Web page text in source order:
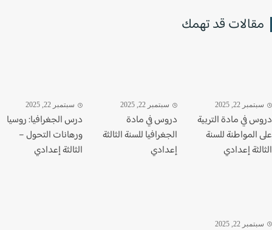
قد تهمك
22, 2025
في مادة التربية
للسنة
إعدادي
سبتمبر 22, 2025
دروس في مادة
الجغرافيا للسنة الثالثة
إعدادي
سبتمبر 22, 2025
درس الجغرافيا: روسيا
ورهانات التحول –
الثالثة إعدادي
22, 2025